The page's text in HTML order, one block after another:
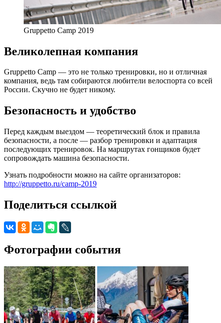
Gruppetto Camp 2019
Великолепная компания
Gruppetto Camp — это не только тренировки, но и отличная
компания, ведь там собираются любители велоспорта со всей
России. Скучно не будет никому.
Безопасность и удобство
Перед каждым выездом — теоретический блок и правила
безопасности, а после — разбор тренировки и адаптация
последующих тренировок. На маршрутах гонщиков будет
сопровождать машина безопасности.
Узнать подробности можно на сайте организаторов:
http://gruppetto.ru/camp-2019
Поделиться ссылкой
Фотографии события